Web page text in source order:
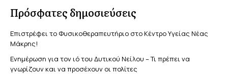
Πρόσφατες δημοσιεύσεις
Επιστρέφει το Φυσικοθεραπευτήριο στο Κέντρο Υγείας Νέας
Μάκρης!
Ενημέρωση για τον ιό του Δυτικού Νείλου – Τι πρέπει να
γνωρίζουν και να προσέχουν οι πολίτες